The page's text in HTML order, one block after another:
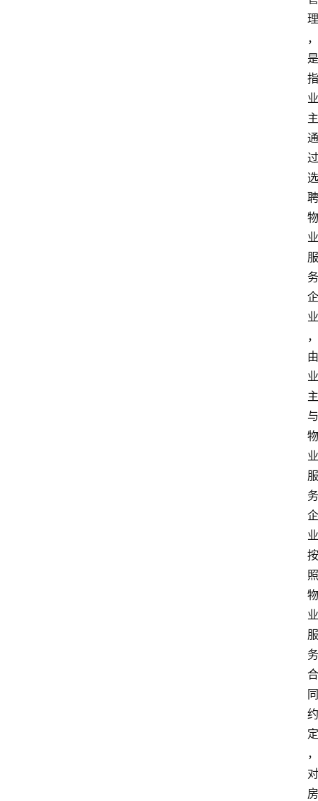
理
，
是
指
业
主
通
过
选
聘
物
业
服
务
企
业
，
由
业
主
与
物
业
服
务
企
业
按
照
物
业
服
务
合
同
约
定
，
对
房